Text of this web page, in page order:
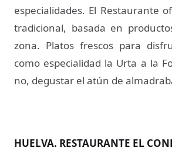
especialidades. El Restaurante
tradicional, basada en
zona. Platos frescos para
como especialidad la Urta a la
no, degustar el atún de
HUELVA. RESTAURANTE EL